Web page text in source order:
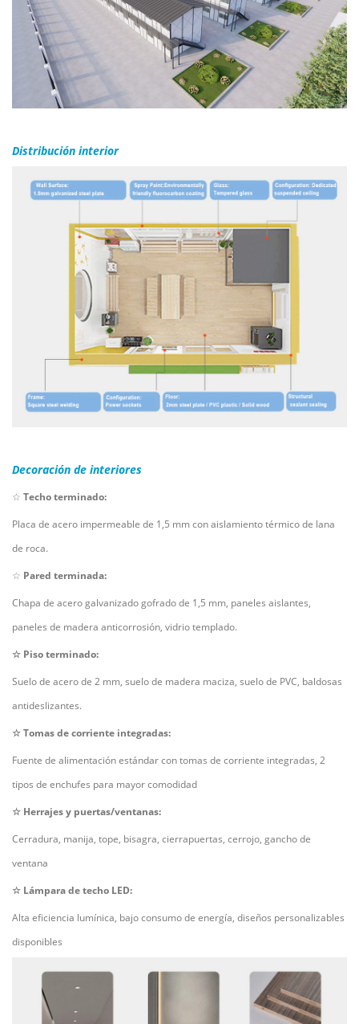
Distribución interior
Decoración de interiores
☆ Techo terminado:
Placa de acero impermeable de 1,5 mm con aislamiento térmico de lana
de roca.
☆ Pared terminada:
Chapa de acero galvanizado gofrado de 1,5 mm, paneles aislantes,
paneles de madera anticorrosión, vidrio templado.
☆ Piso terminado:
Suelo de acero de 2 mm, suelo de madera maciza, suelo de PVC, baldosas
antideslizantes.
☆Tomas de corriente integradas:
Fuente de alimentación estándar con tomas de corriente integradas, 2
tipos de enchufes para mayor comodidad
☆ Herrajes y puertas/ventanas:
Cerradura, manija, tope, bisagra, cierrapuertas, cerrojo, gancho de
ventana
☆ Lámpara de techo LED:
Alta eficiencia lumínica, bajo consumo de energía, diseños personalizables
disponibles